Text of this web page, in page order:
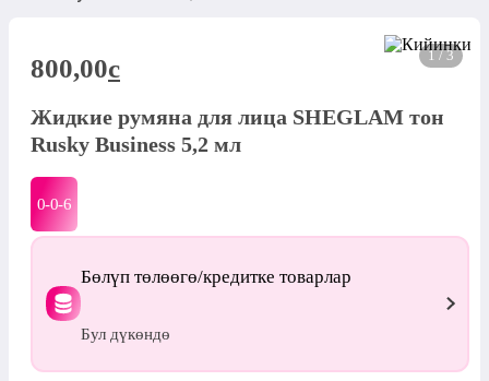
1 / 3
800,00c
Жидкие румяна для лица SHEGLAM тон
Rusky Business 5,2 мл
0-0-6
Бөлүп төлөөгө/кредитке товарлар
Бул дүкөндө